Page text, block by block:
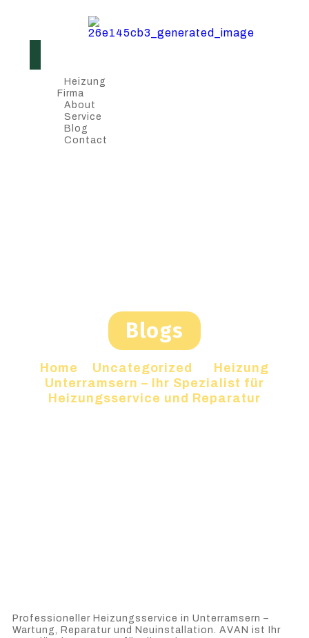
Heizung
Firma
About
Service
Blog
Contact
Blogs
Home Uncategorized
Heizung
Unterramsern – Ihr Spezialist für
Heizungsservice und Reparatur
Professioneller Heizungsservice in Unterramsern –
Wartung, Reparatur und Neuinstallation. AVAN ist Ihr